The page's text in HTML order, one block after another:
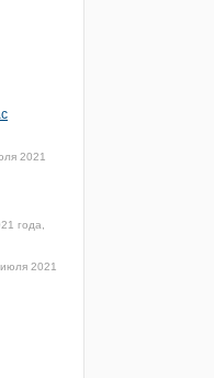
2021
года,
2021